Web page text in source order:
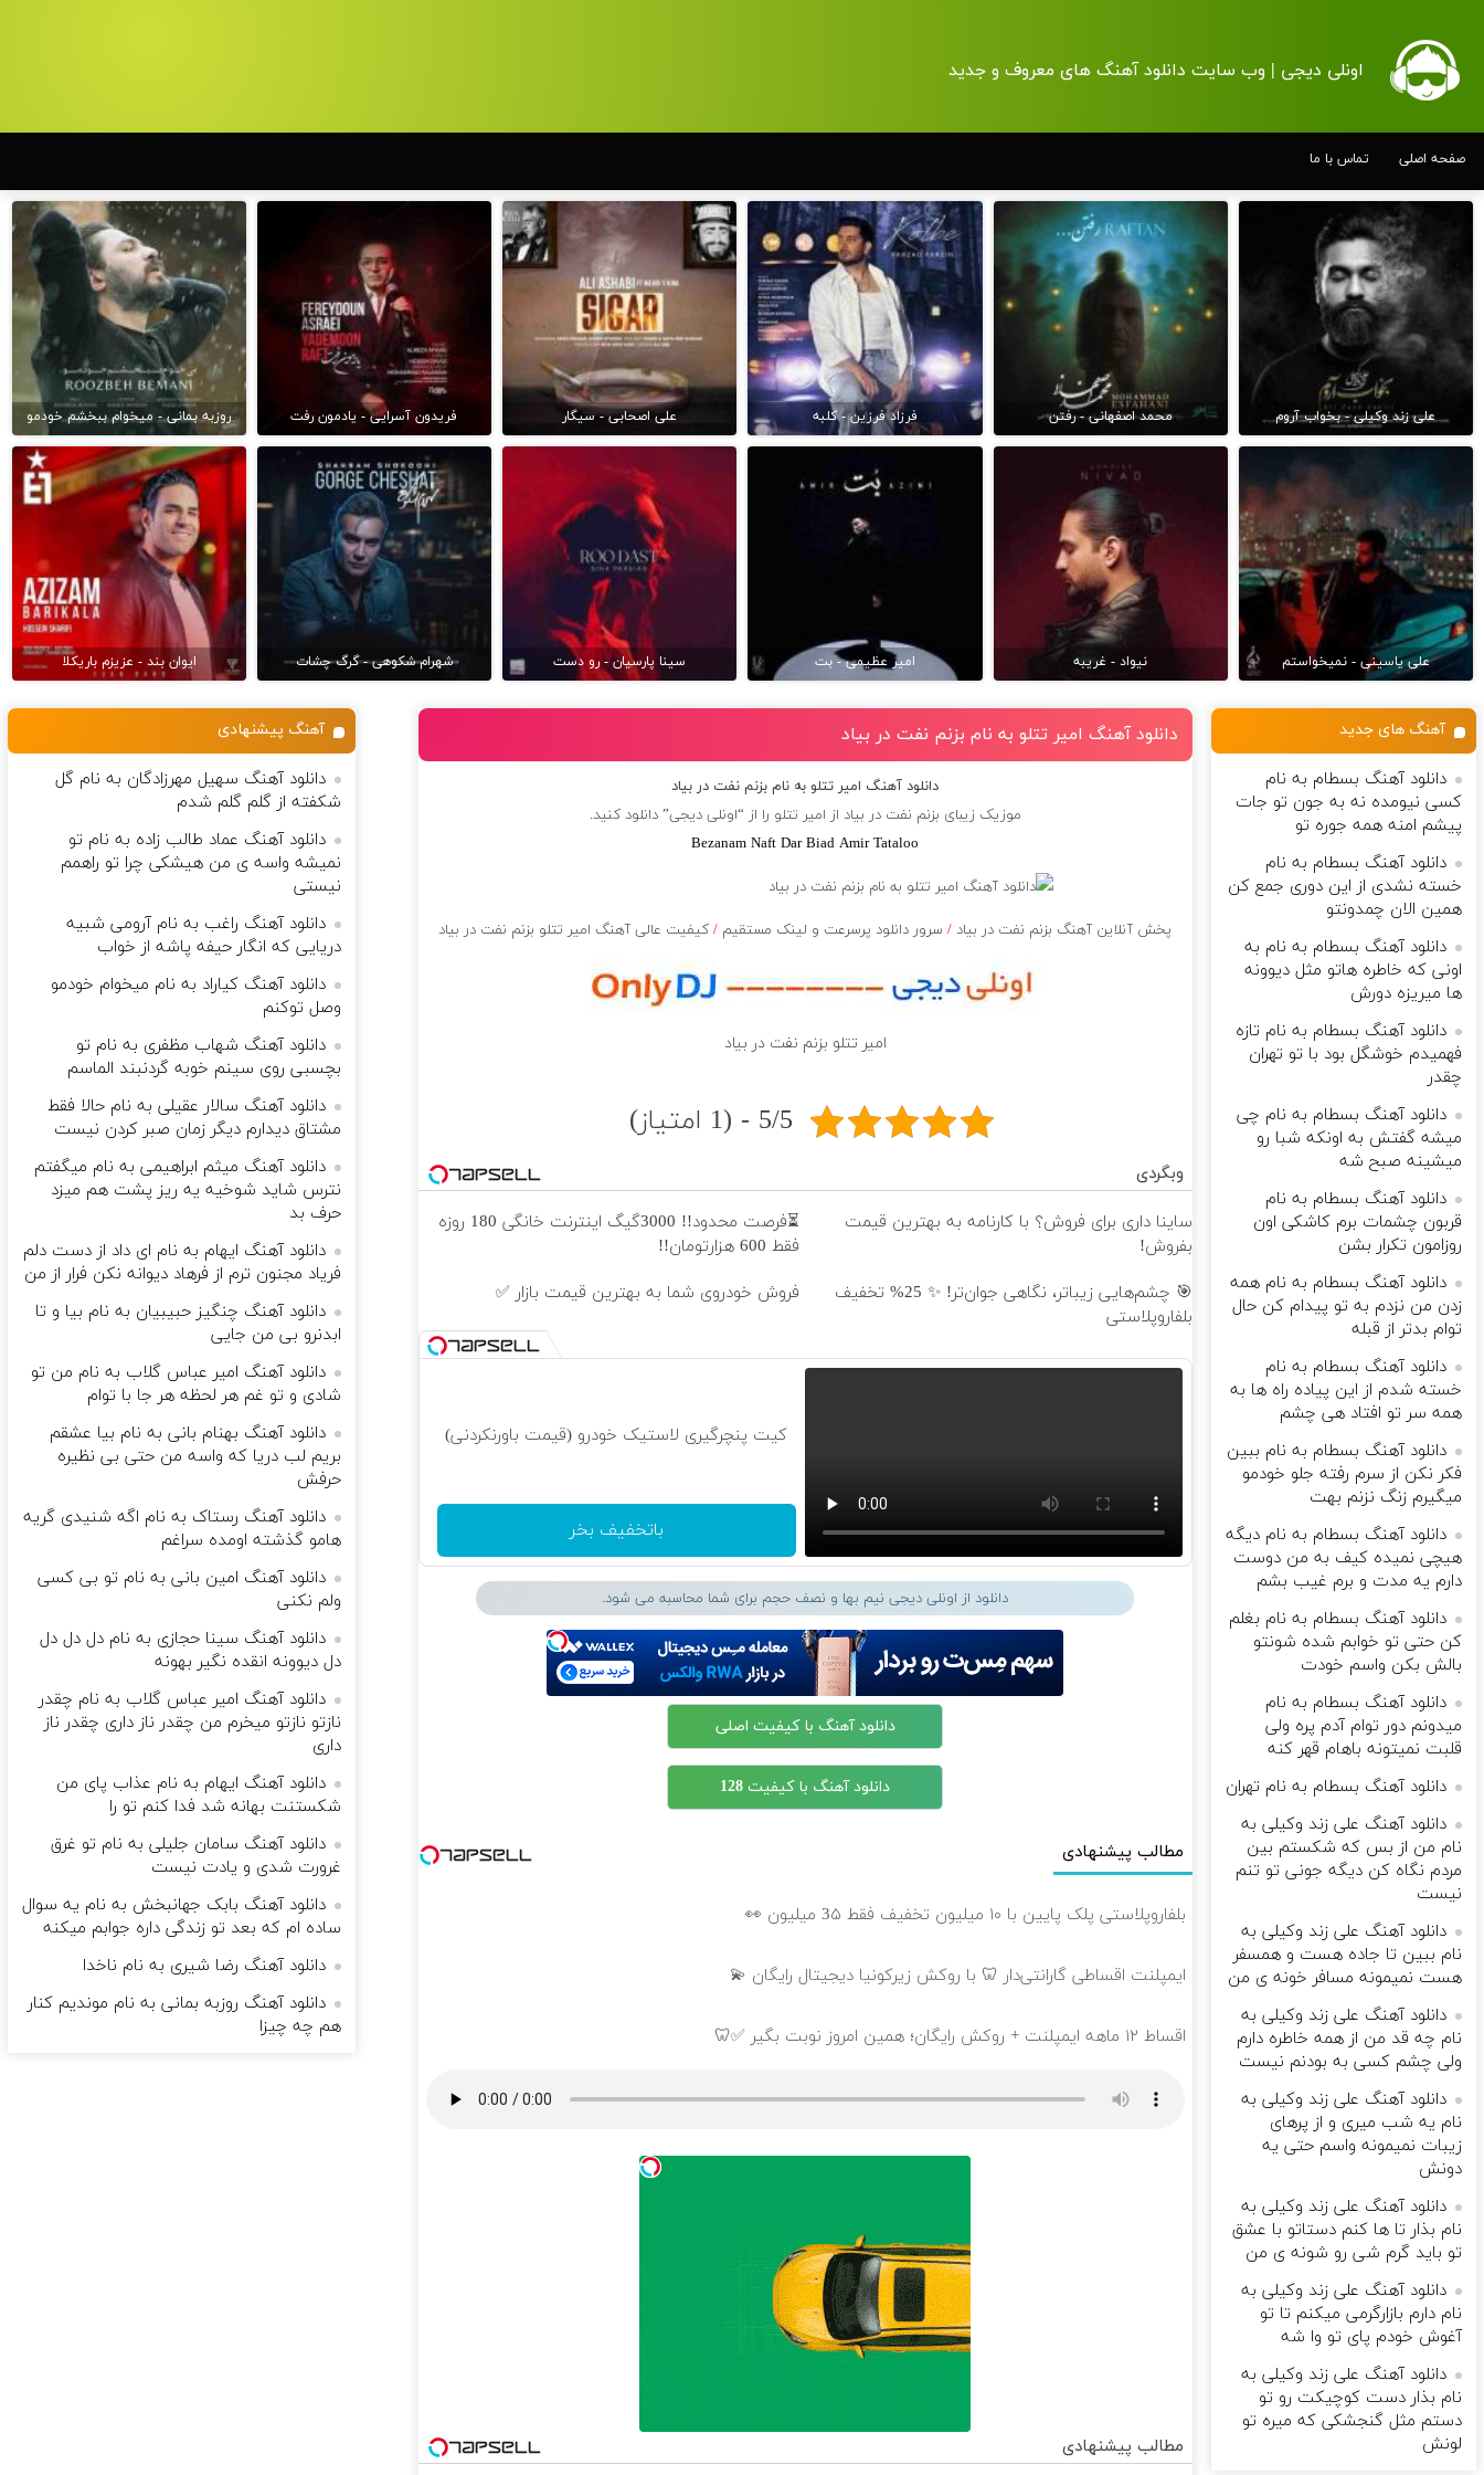
اونلی دیجی | وب سایت دانلود آهنگ های معروف و جدید
صفحه اصلی تماس با ما
علی زند وکیلی - بخواب آروم محمد اصفهانی - رفتن فرزاد فرزین - کلبه علی اصحابی - سیگار فریدون آسرایی - یادمون رفت روزبه بمانی - میخوام ببخشم خودمو
علی یاسینی - نمیخواستم نیواد - غریبه امیر عظیمی - بت سینا پارسیان - رو دست شهرام شکوهی - گرگ چشات ایوان بند - عزیزم باریکلا
دانلود آهنگ امیر تتلو به نام بزنم نفت در بیاد
دانلود آهنگ امیر تتلو به نام بزنم نفت در بیاد
موزیک زیبای بزنم نفت در بیاد از امیر تتلو را از “اونلی دیجی” دانلود کنید.
Bezanam Naft Dar Biad Amir Tataloo
پخش آنلاین آهنگ بزنم نفت در بیاد /سرور دانلود پرسرعت و لینک مستقیم /کیفیت عالی آهنگ امیر تتلو بزنم نفت در بیاد
امیر تتلو بزنم نفت در بیاد
5/5 - (1 امتیاز)
وبگردی
ساینا داری برای فروش؟ با کارنامه به بهترین قیمت
بفروش!
⏳فرصت محدود!! 3000گیگ اینترنت خانگی 180 روزه
فقط 600 هزارتومان!!
🎯 چشم‌هایی زیباتر، نگاهی جوان‌تر! ✨ 25% تخفیف
بلفاروپلاستی
فروش خودروی شما به بهترین قیمت بازار ✅
کیت پنچرگیری لاستیک خودرو (قیمت باورنکردنی)
باتخفیف بخر
دانلود از اونلی دیجی نیم بها و نصف حجم برای شما محاسبه می شود.
دانلود آهنگ با کیفیت اصلی
دانلود آهنگ با کیفیت 128
مطالب پیشنهادی
بلفاروپلاستی پلک پایین با ۱۰ میلیون تخفیف فقط 3۵ میلیون 👀
ایمپلنت اقساطی گارانتی‌دار 🦷 با روکش زیرکونیا دیجیتال رایگان 💫
اقساط ۱۲ ماهه ایمپلنت + روکش رایگان؛ همین امروز نوبت بگیر ✅🦷
مطالب پیشنهادی
آهنگ های جدید
دانلود آهنگ بسطام به نام
کسی نیومده نه به جون تو جات
پیشم امنه همه جوره تو
دانلود آهنگ بسطام به نام
خسته نشدی از این دوری جمع کن
همین الان چمدونتو
دانلود آهنگ بسطام به نام به
اونی که خاطره هاتو مثل دیوونه
ها میریزه دورش
دانلود آهنگ بسطام به نام تازه
فهمیدم خوشگل بود با تو تهران
چقدر
دانلود آهنگ بسطام به نام چی
میشه گفتش به اونکه شبا رو
میشینه صبح شه
دانلود آهنگ بسطام به نام
قربون چشمات برم کاشکی اون
روزامون تکرار بشن
دانلود آهنگ بسطام به نام همه
زدن من نزدم به تو پیدام کن حال
توام بدتر از قبله
دانلود آهنگ بسطام به نام
خسته شدم از این پیاده راه ها به
همه سر تو افتاد هی چشم
دانلود آهنگ بسطام به نام ببین
فکر نکن از سرم رفته جلو خودمو
میگیرم زنگ نزنم بهت
دانلود آهنگ بسطام به نام دیگه
هیچی نمیده کیف به من دوست
دارم یه مدت و برم غیب بشم
دانلود آهنگ بسطام به نام بغلم
کن حتی تو خوابم شده شونتو
بالش بکن واسم خودت
دانلود آهنگ بسطام به نام
میدونم دور توام آدم پره ولی
قلبت نمیتونه باهام قهر کنه
دانلود آهنگ بسطام به نام تهران
دانلود آهنگ علی زند وکیلی به
نام من از بس كه شكستم بین
مردم نگاه كن دیگه جونى تو تنم
نیست
دانلود آهنگ علی زند وکیلی به
نام ببین تا جاده هست و همسفر
هست نمیمونه مسافر خونه ی من
دانلود آهنگ علی زند وکیلی به
نام چه قد من از همه خاطره دارم
ولی چشم كسی به بودنم نیست
دانلود آهنگ علی زند وکیلی به
نام یه شب میرى و از پرهای
زيبات نمیمونه واسم حتی یه
دونش
دانلود آهنگ علی زند وکیلی به
نام بذار تا ها كنم دستاتو با عشق
تو باید گرم شی رو شونه ى من
دانلود آهنگ علی زند وکیلی به
نام دارم بازارگرمی میكنم تا تو
آغوش خودم پای تو وا شه
دانلود آهنگ علی زند وکیلی به
نام بذار دست كوچیكت رو تو
دستم مثل گنجشكی كه میره تو
لونش
آهنگ پیشنهادی
دانلود آهنگ سهیل مهرزادگان به نام گل
شکفته از گلم گلم شدم
دانلود آهنگ عماد طالب زاده به نام تو
نمیشه واسه ی من هیشکی چرا تو راهمم
نیستی
دانلود آهنگ راغب به نام آرومی شبیه
دریایی که انگار حیفه پاشه از خواب
دانلود آهنگ کیاراد به نام میخوام خودمو
وصل توکنم
دانلود آهنگ شهاب مظفری به نام تو
بچسبی روی سینم خوبه گردنبند الماسم
دانلود آهنگ سالار عقیلی به نام حالا فقط
مشتاق دیدارم دیگر زمان صبر کردن نیست
دانلود آهنگ میثم ابراهیمی به نام میگفتم
نترس شاید شوخیه یه ریز پشت هم میزد
حرف بد
دانلود آهنگ ایهام به نام ای داد از دست دلم
فریاد مجنون ترم از فرهاد دیوانه نکن فرار از من
دانلود آهنگ چنگیز حبیبیان به نام بیا و تا
ابدنرو بی من جایی
دانلود آهنگ امیر عباس گلاب به نام من تو
شادی و تو غم هر لحظه هر جا با توام
دانلود آهنگ بهنام بانی به نام بیا عشقم
بریم لب دریا که واسه من حتی بی نظیره
حرفش
دانلود آهنگ رستاک به نام اگه شنیدی گریه
هامو گذشته اومده سراغم
دانلود آهنگ امین بانی به نام ﺗﻮ ﺑﻰ ﻛﺴﻰ
وﻟﻢ نکنی
دانلود آهنگ سینا حجازی به نام دل دل دل
دل دیوونه انقده نگیر بهونه
دانلود آهنگ امیر عباس گلاب به نام چقدر
نازتو نازتو میخرم من چقدر ناز داری چقدر ناز
داری
دانلود آهنگ ایهام به نام عذاب پای من
شکستنت بهانه شد فدا کنم تو را
دانلود آهنگ سامان جلیلی به نام تو غرق
غرورت شدی و یادت نیست
دانلود آهنگ بابک جهانبخش به نام یه سوال
ساده ام که بعد تو زندگی داره جوابم میکنه
دانلود آهنگ رضا شیری به نام ناخدا
دانلود آهنگ روزبه بمانی به نام موندیم کنار
هم چه چیزا